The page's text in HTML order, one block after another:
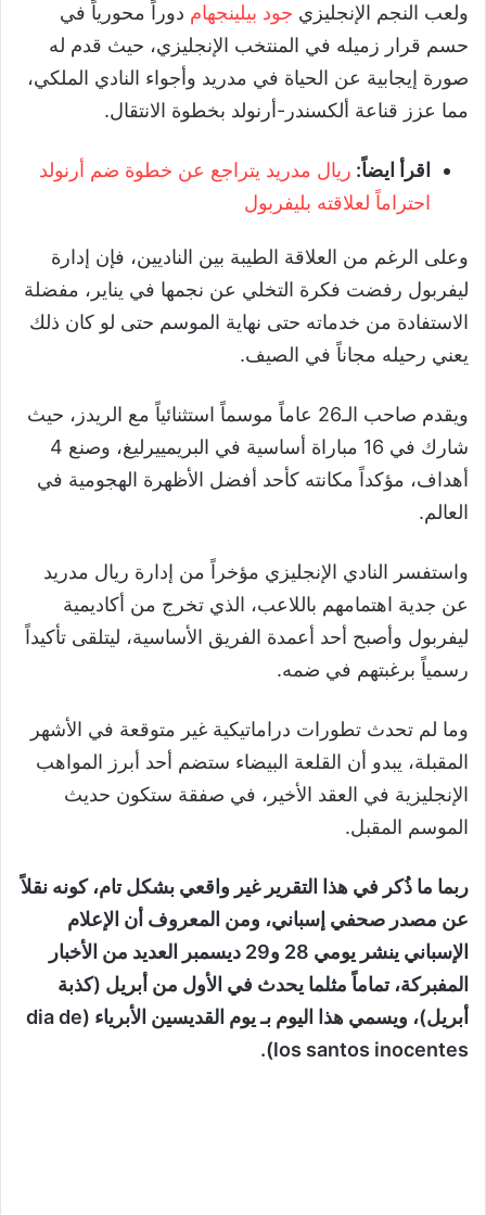
ولعب النجم الإنجليزي جود بيلينجهام دوراً محورياً في
حسم قرار زميله في المنتخب الإنجليزي، حيث قدم له
صورة إيجابية عن الحياة في مدريد وأجواء النادي الملكي،
مما عزز قناعة ألكسندر-أرنولد بخطوة الانتقال.
اقرأ ايضاً: ريال مدريد يتراجع عن خطوة ضم أرنولد
احتراماً لعلاقته بليفربول
وعلى الرغم من العلاقة الطيبة بين الناديين، فإن إدارة
ليفربول رفضت فكرة التخلي عن نجمها في يناير، مفضلة
الاستفادة من خدماته حتى نهاية الموسم حتى لو كان ذلك
يعني رحيله مجاناً في الصيف.
ويقدم صاحب الـ26 عاماً موسماً استثنائياً مع الريدز، حيث
شارك في 16 مباراة أساسية في البريمييرليغ، وصنع 4
أهداف، مؤكداً مكانته كأحد أفضل الأظهرة الهجومية في
العالم.
واستفسر النادي الإنجليزي مؤخراً من إدارة ريال مدريد
عن جدية اهتمامهم باللاعب، الذي تخرج من أكاديمية
ليفربول وأصبح أحد أعمدة الفريق الأساسية، ليتلقى تأكيداً
رسمياً برغبتهم في ضمه.
وما لم تحدث تطورات دراماتيكية غير متوقعة في الأشهر
المقبلة، يبدو أن القلعة البيضاء ستضم أحد أبرز المواهب
الإنجليزية في العقد الأخير، في صفقة ستكون حديث
الموسم المقبل.
ربما ما ذُكر في هذا التقرير غير واقعي بشكل تام، كونه نقلاً
عن مصدر صحفي إسباني، ومن المعروف أن الإعلام
الإسباني ينشر يومي 28 و29 ديسمبر العديد من الأخبار
المفبركة، تماماً مثلما يحدث في الأول من أبريل (كذبة
أبريل)، ويسمي هذا اليوم بـ يوم القديسين الأبرياء (dia de
los santos inocentes).